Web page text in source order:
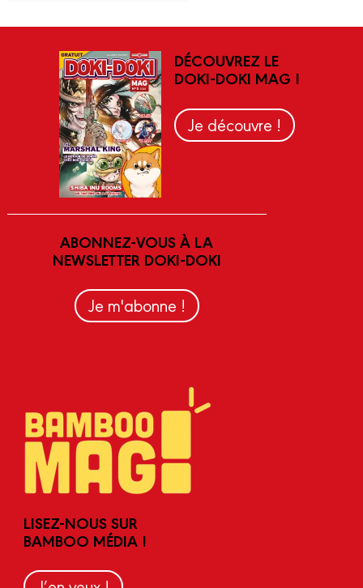
DÉCOUVREZ LE
DOKI-DOKI MAG !
Je découvre !
ABONNEZ-VOUS À LA
NEWSLETTER DOKI-DOKI
Je m'abonne !
LISEZ-NOUS SUR
BAMBOO MÉDIA !